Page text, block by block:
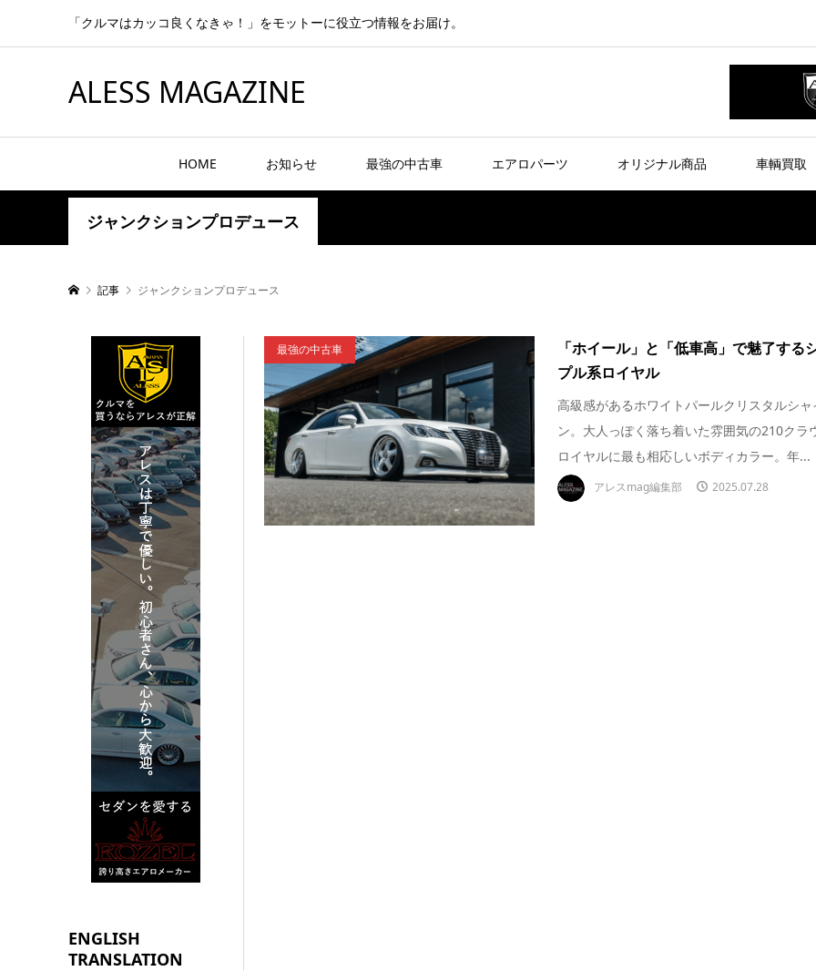
「クルマはカッコ良くなきゃ！」をモットーに役立つ情報をお届け。
ALESS MAGAZINE
HOME お知らせ 最強の中古車 エアロパーツ オリジナル商品 車輌買取
ジャンクションプロデュース
記事 ジャンクションプロデュース
最強の中古車
「ホイール」と「低車高」で魅了する
プル系ロイヤル
高級感があるホワイトパールクリスタルシャ
ン。大人っぽく落ち着いた雰囲気の210クラ
ロイヤルに最も相応しいボディカラー。年...
アレスmag編集部 2025.07.28
ENGLISH
TRANSLATION